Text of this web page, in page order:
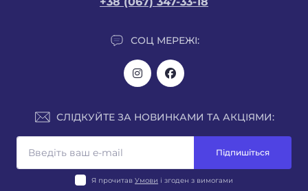
СОЦ МЕРЕЖІ:
СЛІДКУЙТЕ ЗА НОВИНКАМИ ТА АКЦІЯМИ:
Підпишіться
Я прочитав Умови і згоден з вимогами